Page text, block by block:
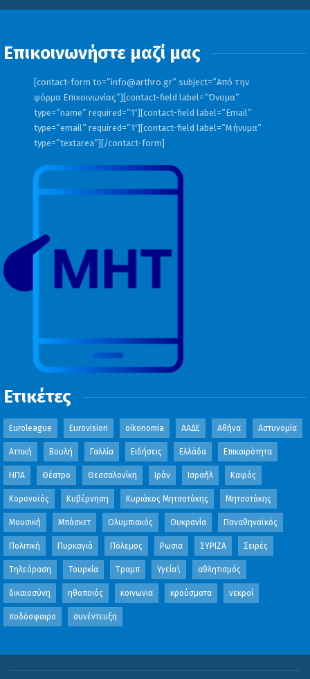
Επικοινωνήστε μαζί μας
[contact-form to=”info@arthro.gr” subject=”Από την
φόρμα Επικοινωνίας”][contact-field label=”Όνομα”
type=”name” required=”1″][contact-field label=”Email”
type=”email” required=”1″][contact-field label=”Μήνυμα”
type=”textarea”][/contact-form]
Ετικέτες
Euroleague Eurovision oikonomia ΑΑΔΕ Αθήνα Αστυνομία
Αττική Βουλή Γαλλία Ειδήσεις Ελλάδα Επικαιρότητα
ΗΠΑ Θέατρο Θεσσαλονίκη Ιράν Ισραήλ Καιρός
Κορονοϊός Κυβέρνηση Κυριάκος Μητσοτάκης Μητσοτάκης
Μουσική Μπάσκετ Ολυμπιακός Ουκρανία Παναθηναϊκός
Πολιτική Πυρκαγιά Πόλεμος Ρωσια ΣΥΡΙΖΑ Σειρές
Τηλεόραση Τουρκία Τραμπ Υγεία\ αθλητισμός
δικαιοσύνη ηθοποιός κοινωνια κρούσματα νεκροί
ποδόσφαιρο συνέντευξη